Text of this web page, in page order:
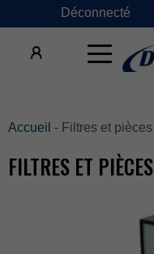
Déconnecté
×
Accueil -